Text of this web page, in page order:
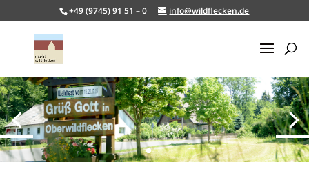
+49 (9745) 91 51 – 0 info@wildflecken.de